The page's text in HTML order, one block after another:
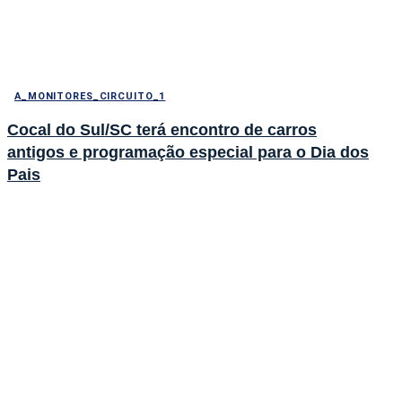
A_MONITORES_CIRCUITO_1
Cocal do Sul/SC terá encontro de carros
antigos e programação especial para o Dia dos
Pais